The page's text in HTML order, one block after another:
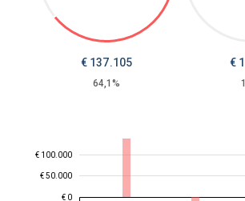
€ 137.105
64,1%
€
€ 0
€ 50.000
€ 100.000